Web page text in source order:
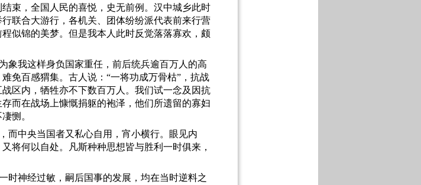
束，全国人民的喜悦，史无前例。汉中城乡此时
联合大游行，各机关、团体纷纷派代表前来行营
似锦的美梦。但是我本人此时反觉落落寡欢，颇
象我这样身负国家重任，前后统兵逾百万人的高
免百感猬集。古人说： “一将功成万骨枯”，抗战
区内，牺牲亦不下数百万人。我们试一念及因抗
而在战场上慷慨捐躯的袍泽，他们所遗留的寡妇
恻。
而中央当国者又私心自用，宵小横行。眼见内
将何以自处。凡斯种种思想皆与胜利一时俱来，
时神经过敏，嗣后国事的发展，均在当时逆料之